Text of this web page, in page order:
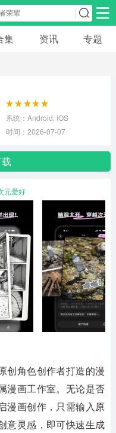
安卓游戏
集 资讯 专题
系统：Android, iOS
时间：2026-07-07
元爱好
创角色创作者打造的漫
漫画工作室。无论是否
漫画创作，只需输入原
意灵感，即可快速生成